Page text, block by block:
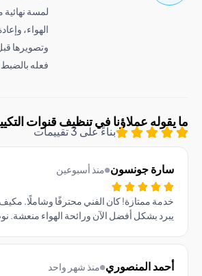
لمسة نهائية متساوية،
الهواء، وإعادة
وتصويرها قبل وبعد
فعله بالضبط.
عملاؤنا في تنظيف قنوات التكييف
بناءً على 3 تقييمات
جونسون منذ أسبوعين
ممتازة! كان الفني محترفًا وشاملًا. مكيف الهواء
بشكل أفضل الآن ورائحة الهواء منعشة. نوصي
المنصوري منذ شهر واحد